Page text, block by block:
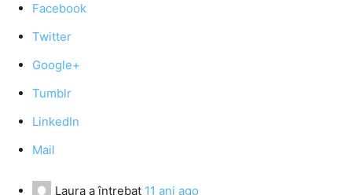
Facebook
Twitter
Google+
Tumblr
LinkedIn
Mail
Laura a întrebat 11 ani ago